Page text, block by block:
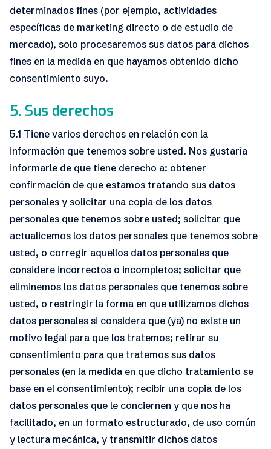
determinados fines (por ejemplo, actividades
específicas de marketing directo o de estudio de
mercado), solo procesaremos sus datos para dichos
fines en la medida en que hayamos obtenido dicho
consentimiento suyo.
5. Sus derechos
5.1 Tiene varios derechos en relación con la
información que tenemos sobre usted. Nos gustaría
informarle de que tiene derecho a: obtener
confirmación de que estamos tratando sus datos
personales y solicitar una copia de los datos
personales que tenemos sobre usted; solicitar que
actualicemos los datos personales que tenemos sobre
usted, o corregir aquellos datos personales que
considere incorrectos o incompletos; solicitar que
eliminemos los datos personales que tenemos sobre
usted, o restringir la forma en que utilizamos dichos
datos personales si considera que (ya) no existe un
motivo legal para que los tratemos; retirar su
consentimiento para que tratemos sus datos
personales (en la medida en que dicho tratamiento se
base en el consentimiento); recibir una copia de los
datos personales que le conciernen y que nos ha
facilitado, en un formato estructurado, de uso común
y lectura mecánica, y transmitir dichos datos